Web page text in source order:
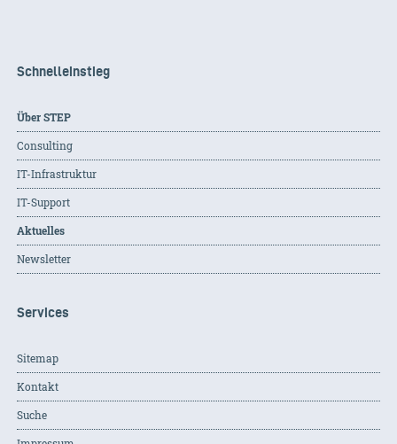
Schnelleinstieg
Über STEP
Consulting
IT-Infrastruktur
IT-Support
Aktuelles
Newsletter
Services
Sitemap
Kontakt
Suche